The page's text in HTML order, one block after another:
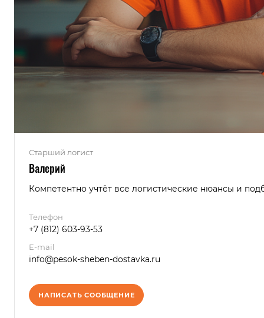
Старший логист
Валерий
Компетентно учтёт все логистические нюансы и
Телефон
+7 (812) 603-93-53
E-mail
info@pesok-sheben-dostavka.ru
НАПИСАТЬ СООБЩЕНИЕ